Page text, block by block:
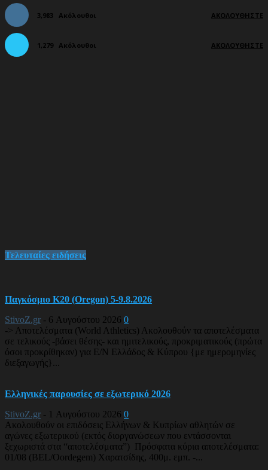
3,983 Ακόλουθοι ΑΚΟΛΟΥΘΉΣΤΕ
1,279 Ακόλουθοι ΑΚΟΛΟΥΘΉΣΤΕ
Τελευταίες ειδήσεις
Παγκόσμιο Κ20 (Oregon) 5-9.8.2026
StivoZ.gr - 6 Αυγούστου 2026 0
-> Αποτελέσματα (World Athletics) Ακολουθούν τα αποτελέσματα
σε τελικούς -βάσει θέσης- και ημιτελικούς, προκριματικούς (πρώτα
όσοι προκρίθηκαν) για Ε/Ν Ελλάδος & Κύπρου {με ημερομηνίες
διεξαγωγής}...
Ελληνικές παρουσίες σε εξωτερικό 2026
StivoZ.gr - 1 Αυγούστου 2026 0
Ακολουθούν οι επιδόσεις Ελλήνων & Κυπρίων αθλητών σε
αγώνες εξωτερικού (εκτός διοργανώσεων που εντάσσονται
ξεχωριστά στα “αποτελέσματα”) Πρόσφατα κύρια αποτελέσματα:
01/08 (BEL/Oordegem) Χαρατσίδης, 400μ. εμπ. -...